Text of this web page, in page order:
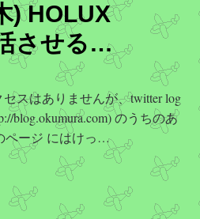
) HOLUX
させる…
スはありませんが、twitter log
blog.okumura.com) のうちのあ
ページ にはけっ…